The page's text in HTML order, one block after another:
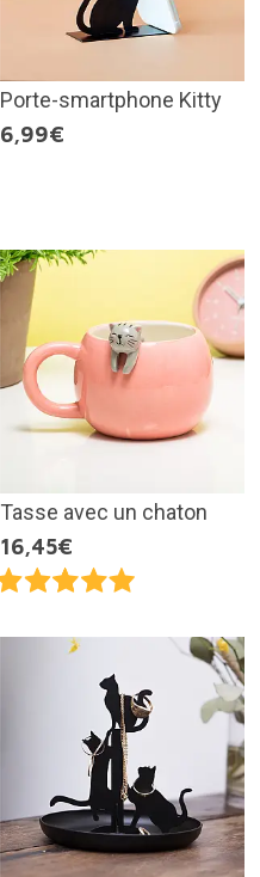
Porte-smartphone Kitty
6,99€
Tasse avec un chaton
16,45€